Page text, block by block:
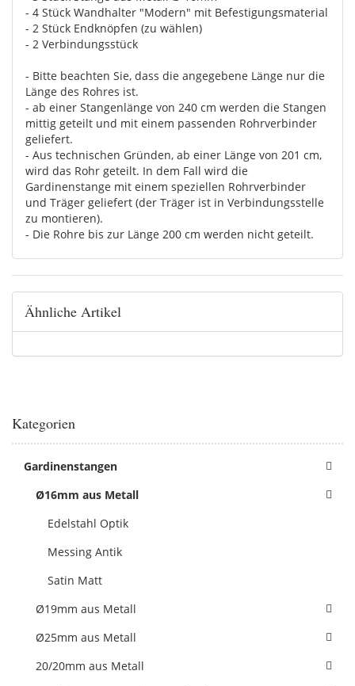
- 4 Stück Wandhalter "Modern" mit Befestigungsmaterial
- 2 Stück Endknöpfen (zu wählen)
- 2 Verbindungsstück
- Bitte beachten Sie, dass die angegebene Länge nur die
Länge des Rohres ist.
- ab einer Stangenlänge von 240 cm werden die Stangen
mittig geteilt und mit einem passenden Rohrverbinder
geliefert.
- Aus technischen Gründen, ab einer Länge von 201 cm,
wird das Rohr geteilt. In dem Fall wird die
Gardinenstange mit einem speziellen Rohrverbinder
und Träger geliefert (der Träger ist in Verbindungsstelle
zu montieren).
- Die Rohre bis zur Länge 200 cm werden nicht geteilt.
Ähnliche Artikel
Kategorien
Gardinenstangen
Ø16mm aus Metall
Edelstahl Optik
Messing Antik
Satin Matt
Ø19mm aus Metall
Ø25mm aus Metall
20/20mm aus Metall